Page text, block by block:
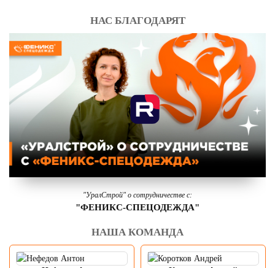
НАС БЛАГОДАРЯТ
"УралСтрой" о сотрудничестве с:
"ФЕНИКС-СПЕЦОДЕЖДА"
НАША КОМАНДА